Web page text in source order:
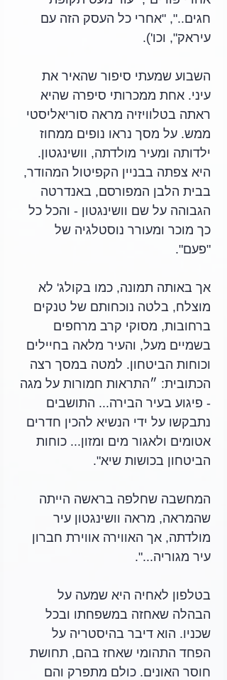
חגים..", "אחרי כל העסק הזה עם
עיראק", וכו').
השבוע שמעתי סיפור שהאיר את
עיני. אחת ממכרותי סיפרה שהיא
ראתה בטלוויזיה מראה סוריאליסטי
ממש. על מסך נראו נופים ממחוז
ילדותה ומעיר מולדתה, וושינגטון.
היא צפתה בבניין הקפיטול המהודר,
בבית הלבן המפורסם, באנדרטה
הגבוהה על שם וושינגטון - והכל כל
כך מוכר ומעורר נוסטלגיה של
"פעם".
אך באותה תמונה, כמו בקולג' לא
מוצלח, בלטה נוכחותם של טנקים
ברחובות, מסוקי קרב מרחפים
בשמיים מעל, והעיר מלאה בחיילים
וכוחות הביטחון. למטה במסך רצה
הכתובית: ״התראות חמורות על מגה
- פיגוע בעיר הבירה... התושבים
נתבקשו על ידי הנשיא להכין חדרים
אטומים ולאגור מים ומזון... כוחות
הביטחון בכושות שיא".
המחשבה שחלפה בראשה הייתה
שהמראה, מראה וושינגטון עיר
מולדתה, אך האווירה אווירת חברון
עיר מגוריה...".
בטלפון לאחיה היא שמעה על
הבהלה שאחזה במשפחתו ובכל
שכניו. הוא דיבר בהיסטריה על
הפחד התהומי שאחז בהם, תחושת
חוסר האונים. כולם מתפרק והם